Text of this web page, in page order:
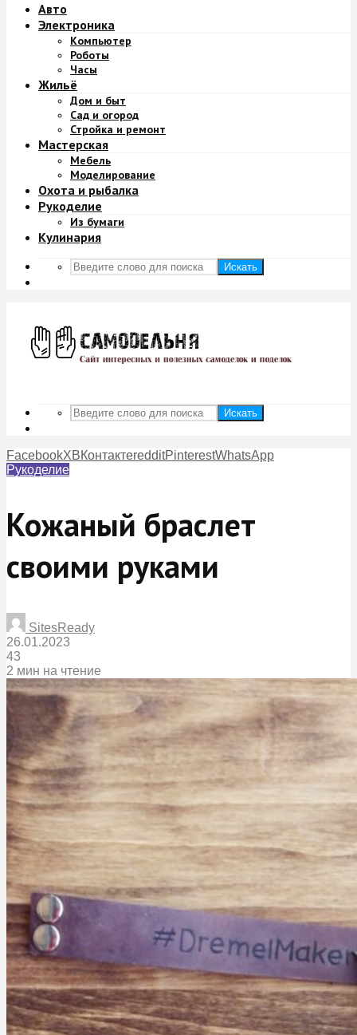
Авто
Электроника
Компьютер
Роботы
Часы
Жильё
Дом и быт
Сад и огород
Стройка и ремонт
Мастерская
Мебель
Моделирование
Охота и рыбалка
Рукоделие
Из бумаги
Кулинария
Искать
Искать
FacebookXВКонтактеredditPinterestWhatsApp
Рукоделие
Кожаный браслет
своими руками
SitesReady
26.01.2023
43
2 мин на чтение